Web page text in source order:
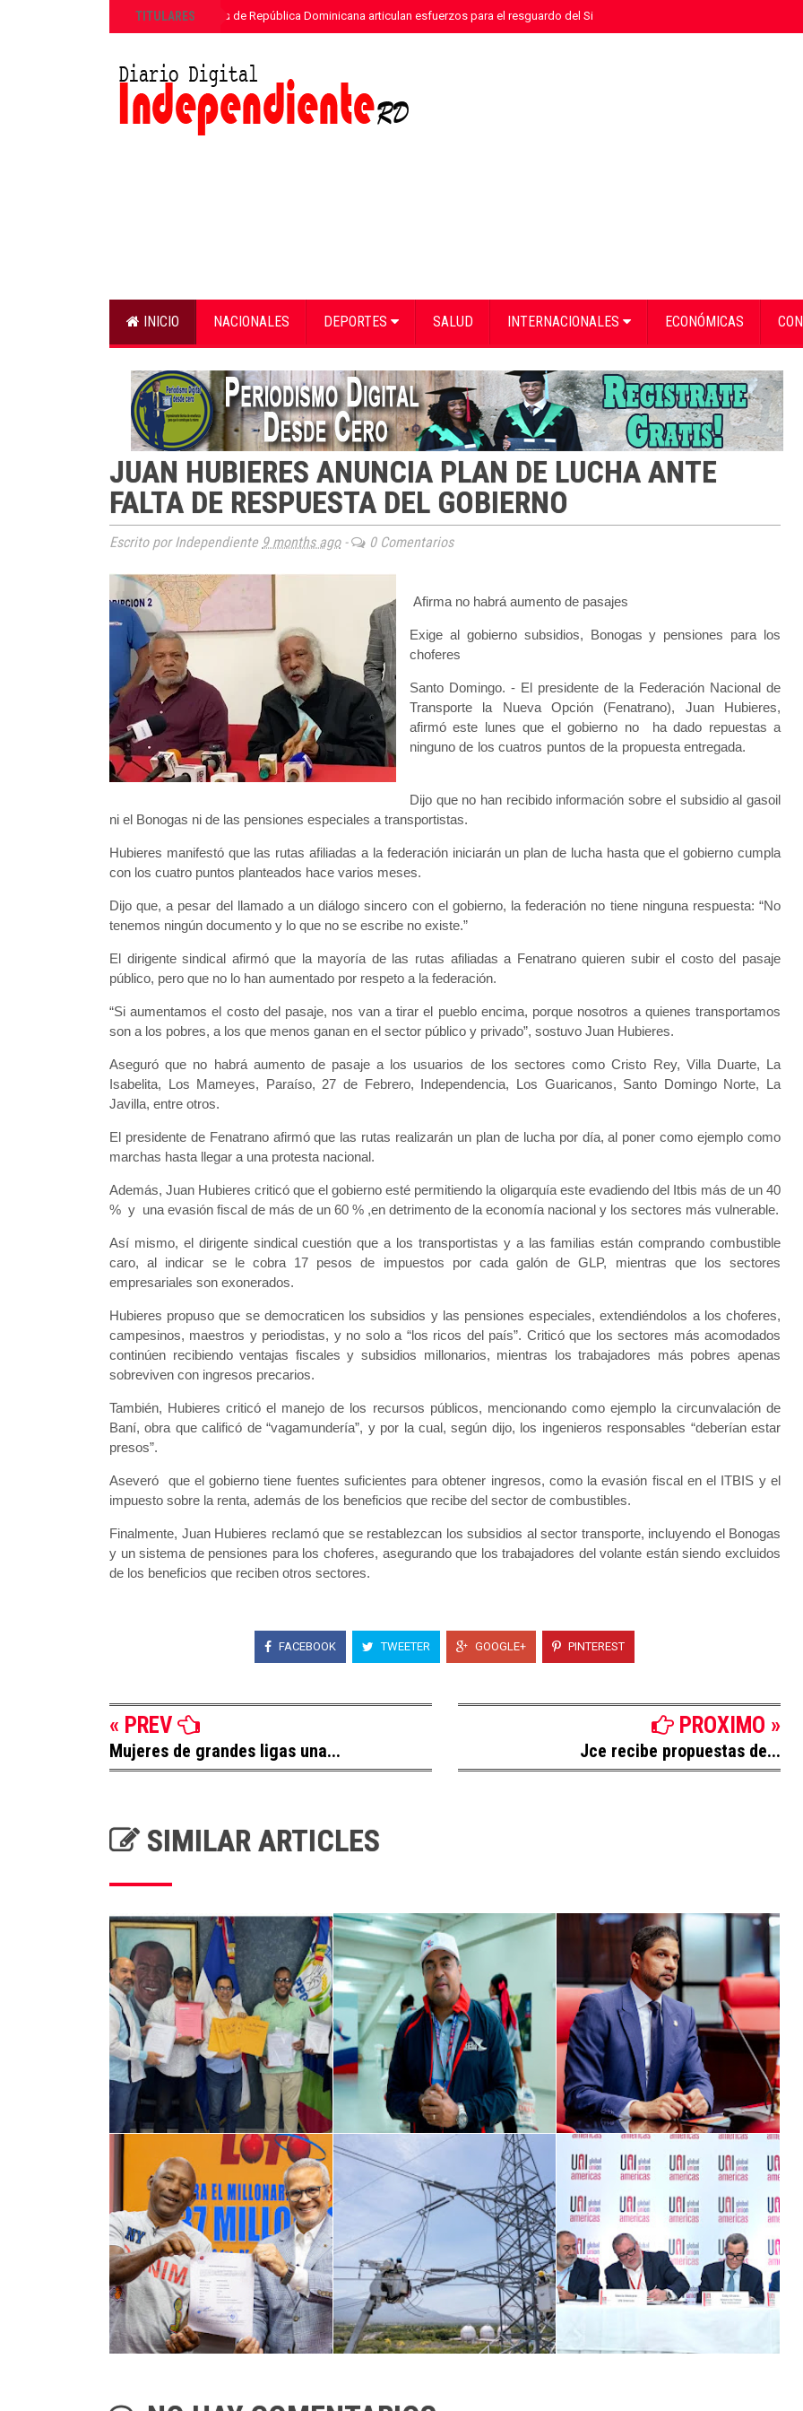
TITULARES
»ETED y la Armada de República Dominicana articulan esfuerzos para el resguardo del Sistema de Transmisión Eléctrica
INICIO NACIONALES DEPORTES SALUD INTERNACIONALES ECONÓMICAS
JUAN HUBIERES ANUNCIA PLAN DE LUCHA ANTE
FALTA DE RESPUESTA DEL GOBIERNO
Escrito por Independiente 9 months ago- 0 Comentarios
Afirma no habrá aumento de pasajes
Exige al gobierno subsidios, Bonogas y pensiones para los
choferes
Santo Domingo. - El presidente de la Federación Nacional de
Transporte la Nueva Opción (Fenatrano), Juan Hubieres,
afirmó este lunes que el gobierno no ha dado repuestas a
ninguno de los cuatros puntos de la propuesta entregada.
Dijo que no han recibido información sobre el subsidio al gasoil
ni el Bonogas ni de las pensiones especiales a transportistas.
Hubieres manifestó que las rutas afiliadas a la federación iniciarán un plan de lucha hasta que el gobierno cumpla
con los cuatro puntos planteados hace varios meses.
Dijo que, a pesar del llamado a un diálogo sincero con el gobierno, la federación no tiene ninguna respuesta: “No
tenemos ningún documento y lo que no se escribe no existe.”
El dirigente sindical afirmó que la mayoría de las rutas afiliadas a Fenatrano quieren subir el costo del pasaje
público, pero que no lo han aumentado por respeto a la federación.
“Si aumentamos el costo del pasaje, nos van a tirar el pueblo encima, porque nosotros a quienes transportamos
son a los pobres, a los que menos ganan en el sector público y privado”, sostuvo Juan Hubieres.
Aseguró que no habrá aumento de pasaje a los usuarios de los sectores como Cristo Rey, Villa Duarte, La
Isabelita, Los Mameyes, Paraíso, 27 de Febrero, Independencia, Los Guaricanos, Santo Domingo Norte, La
Javilla, entre otros.
El presidente de Fenatrano afirmó que las rutas realizarán un plan de lucha por día, al poner como ejemplo como
marchas hasta llegar a una protesta nacional.
Además, Juan Hubieres criticó que el gobierno esté permitiendo la oligarquía este evadiendo del Itbis más de un 40
% y una evasión fiscal de más de un 60 % ,en detrimento de la economía nacional y los sectores más vulnerable.
Así mismo, el dirigente sindical cuestión que a los transportistas y a las familias están comprando combustible
caro, al indicar se le cobra 17 pesos de impuestos por cada galón de GLP, mientras que los sectores
empresariales son exonerados.
Hubieres propuso que se democraticen los subsidios y las pensiones especiales, extendiéndolos a los choferes,
campesinos, maestros y periodistas, y no solo a “los ricos del país”. Criticó que los sectores más acomodados
continúen recibiendo ventajas fiscales y subsidios millonarios, mientras los trabajadores más pobres apenas
sobreviven con ingresos precarios.
También, Hubieres criticó el manejo de los recursos públicos, mencionando como ejemplo la circunvalación de
Baní, obra que calificó de “vagamundería”, y por la cual, según dijo, los ingenieros responsables “deberían estar
presos”.
Aseveró que el gobierno tiene fuentes suficientes para obtener ingresos, como la evasión fiscal en el ITBIS y el
impuesto sobre la renta, además de los beneficios que recibe del sector de combustibles.
Finalmente, Juan Hubieres reclamó que se restablezcan los subsidios al sector transporte, incluyendo el Bonogas
y un sistema de pensiones para los choferes, asegurando que los trabajadores del volante están siendo excluidos
de los beneficios que reciben otros sectores.
FACEBOOK TWEETER GOOGLE+ PINTEREST
« PREV
Mujeres de grandes ligas una...
PROXIMO »
Jce recibe propuestas de...
SIMILAR ARTICLES